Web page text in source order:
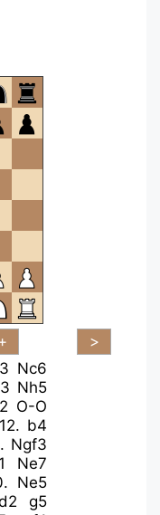
Nc6
Nh5
O-O
12. b4
Ngf3
Ne7
Ne5
g5